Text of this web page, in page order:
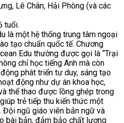
Lê Chân, Hải Phòng (và các
tuổi.
là một hệ thống trung tâm ngoại
tạo chuẩn quốc tế. Chương
Edu thường được gọi là “Trại
chỉ học tiếng Anh mà còn
phát triển tư duy, sáng tạo
động như dự án khoa học,
thể thao được lồng ghép trong
trẻ tiếp thu kiến thức một
Đội ngũ giáo viên bản ngữ và
bài bản, đảm bảo chất lượng